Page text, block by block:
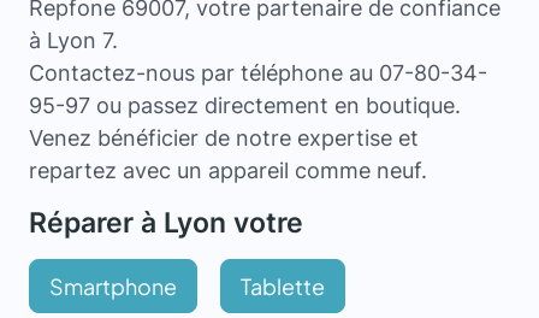
Repfone 69007, votre partenaire de confiance
à Lyon 7.
Contactez-nous par téléphone au 07-80-34-
95-97 ou passez directement en boutique.
Venez bénéficier de notre expertise et
repartez avec un appareil comme neuf.
Réparer à Lyon votre
Smartphone Tablette